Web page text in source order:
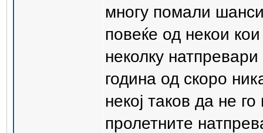
многу помали
повеќе од некои
неколку
година од скоро
некој таков да не
пролетните